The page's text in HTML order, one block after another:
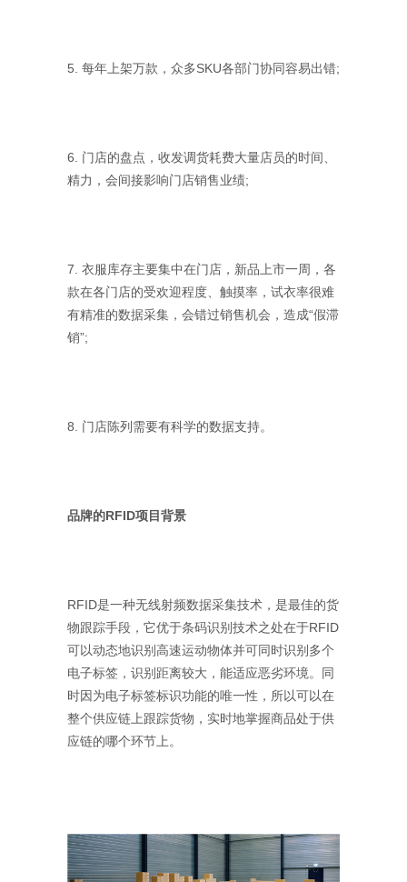
5. 每年上架万款，众多SKU各部门协同容易出错;
6. 门店的盘点，收发调货耗费大量店员的时间、
精力，会间接影响门店销售业绩;
7. 衣服库存主要集中在门店，新品上市一周，各
款在各门店的受欢迎程度、触摸率，试衣率很难
有精准的数据采集，会错过销售机会，造成“假滞
销”;
8. 门店陈列需要有科学的数据支持。
品牌的RFID项目背景
RFID是一种无线射频数据采集技术，是最佳的货
物跟踪手段，它优于条码识别技术之处在于RFID
可以动态地识别高速运动物体并可同时识别多个
电子标签，识别距离较大，能适应恶劣环境。同
时因为电子标签标识功能的唯一性，所以可以在
整个供应链上跟踪货物，实时地掌握商品处于供
应链的哪个环节上。